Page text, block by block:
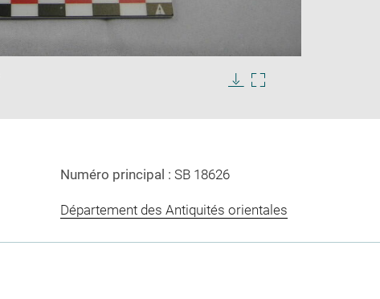
Numéro principal : SB 18626
Département des Antiquités orientales